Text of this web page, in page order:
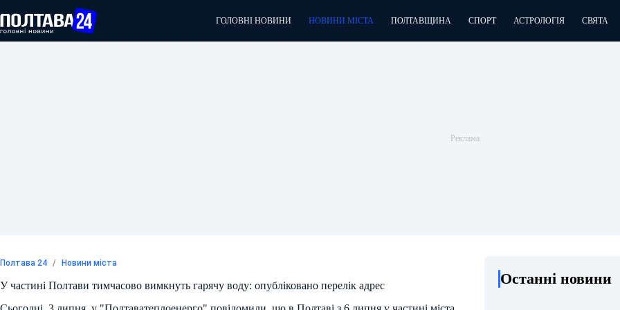
до
вмісту
ГОЛОВНІ НОВИНИ НОВИНИ МІСТА ПОЛТАВЩИНА СПОРТ АСТРОЛОГІЯ СВЯТА
Полтава 24 / Новини міста
У частині Полтави тимчасово вимкнуть гарячу воду: опубліковано перелік адрес
Останні новини